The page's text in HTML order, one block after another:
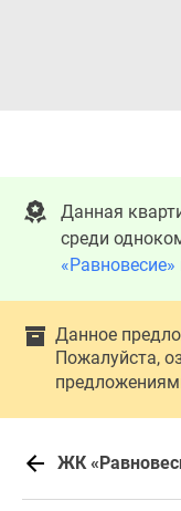
Данная
среди
Данное
Пожалуйста,
ЖК